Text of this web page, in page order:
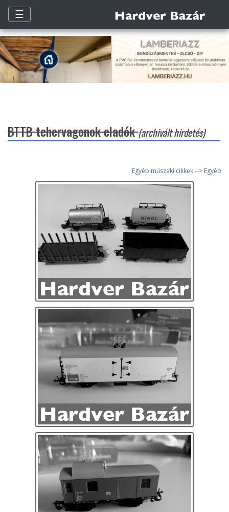
☰
BTTB tehervagonok eladók(archivált hirdetés)
Egyéb műszaki cikkek --> Egyéb